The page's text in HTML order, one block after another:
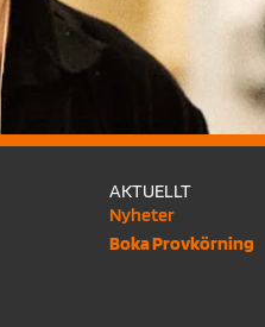
AKTUELLT
Nyheter
Boka Provkörning